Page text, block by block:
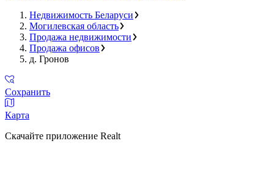
Недвижимость Беларуси
Могилевская область
Продажа недвижимости
Продажа офисов
д. Гронов
Сохранить
Карта
Скачайте приложение Realt